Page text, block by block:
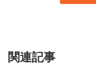
関連記事